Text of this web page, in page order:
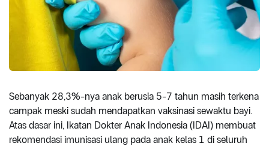
Sebanyak 28,3%-nya anak berusia 5-7 tahun masih terkena
campak meski sudah mendapatkan vaksinasi sewaktu bayi.
Atas dasar ini, Ikatan Dokter Anak Indonesia (IDAI) membuat
rekomendasi imunisasi ulang pada anak kelas 1 di seluruh